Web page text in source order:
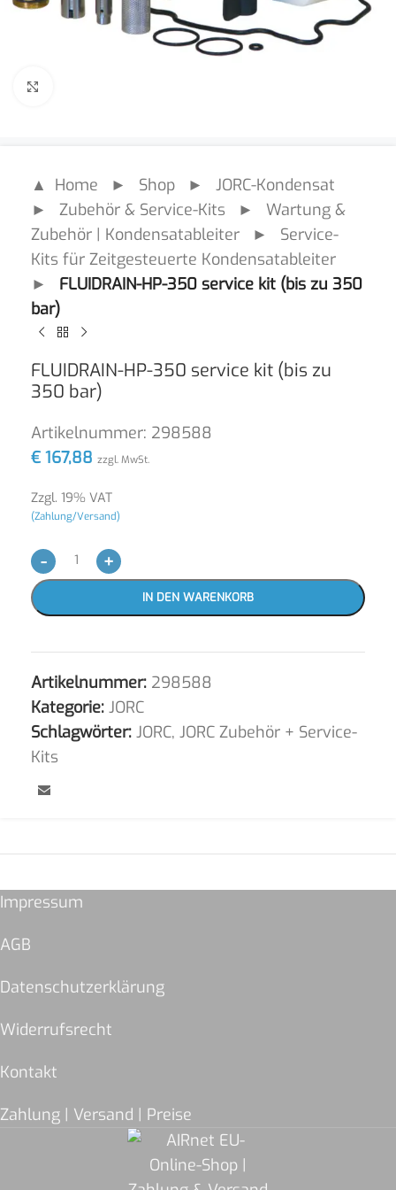
▲ Home ► Shop ► JORC-Kondensat
► Zubehör & Service-Kits ► Wartung &
Zubehör | Kondensatableiter ► Service-
Kits für Zeitgesteuerte Kondensatableiter
► FLUIDRAIN-HP-350 service kit (bis zu 350
bar)
FLUIDRAIN-HP-350 service kit (bis zu
350 bar)
Artikelnummer: 298588
€ 167,88 zzgl. MwSt.
Zzgl. 19% VAT
(Zahlung/Versand)
- +
IN DEN WARENKORB
Artikelnummer: 298588
Kategorie: JORC
Schlagwörter: JORC, JORC Zubehör + Service-
Kits
Impressum
AGB
Datenschutzerklärung
Widerrufsrecht
Kontakt
Zahlung | Versand | Preise